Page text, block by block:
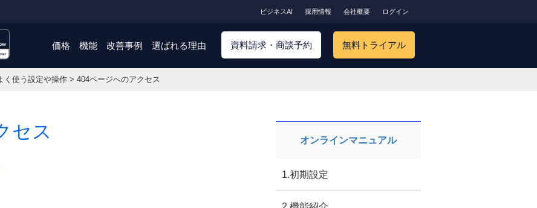
ログイン
会社概要
採用情報
ビジネスAI
無料トライアル
資料請求・商談予約
選ばれる理由
改善事例
機能
価格
く使う設定や操作 > 404ページへのアクセス
セス オンラインマニュアル
1.初期設定